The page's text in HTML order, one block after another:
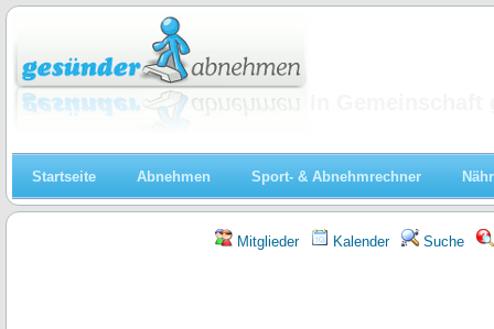
Startseite Abnehmen Sport- & Abnehmrechner
Mitglieder Kalender Suche